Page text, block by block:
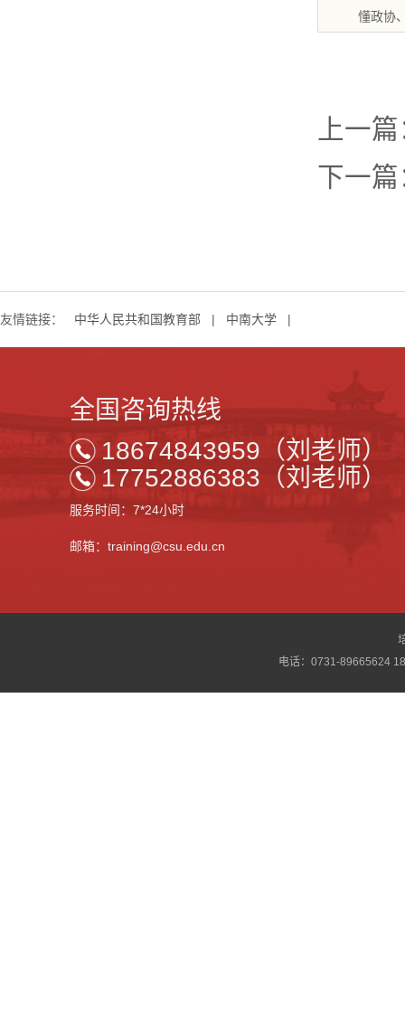
懂政协
上一
下一篇
友情链接： 中华人民共和国教育部 | 中南大学 |
全国咨询热线
18674843959（刘老师）
17752886383（刘老师）
服务时间：7*24小时
邮箱：training@csu.edu.cn
电话：0731-89665624